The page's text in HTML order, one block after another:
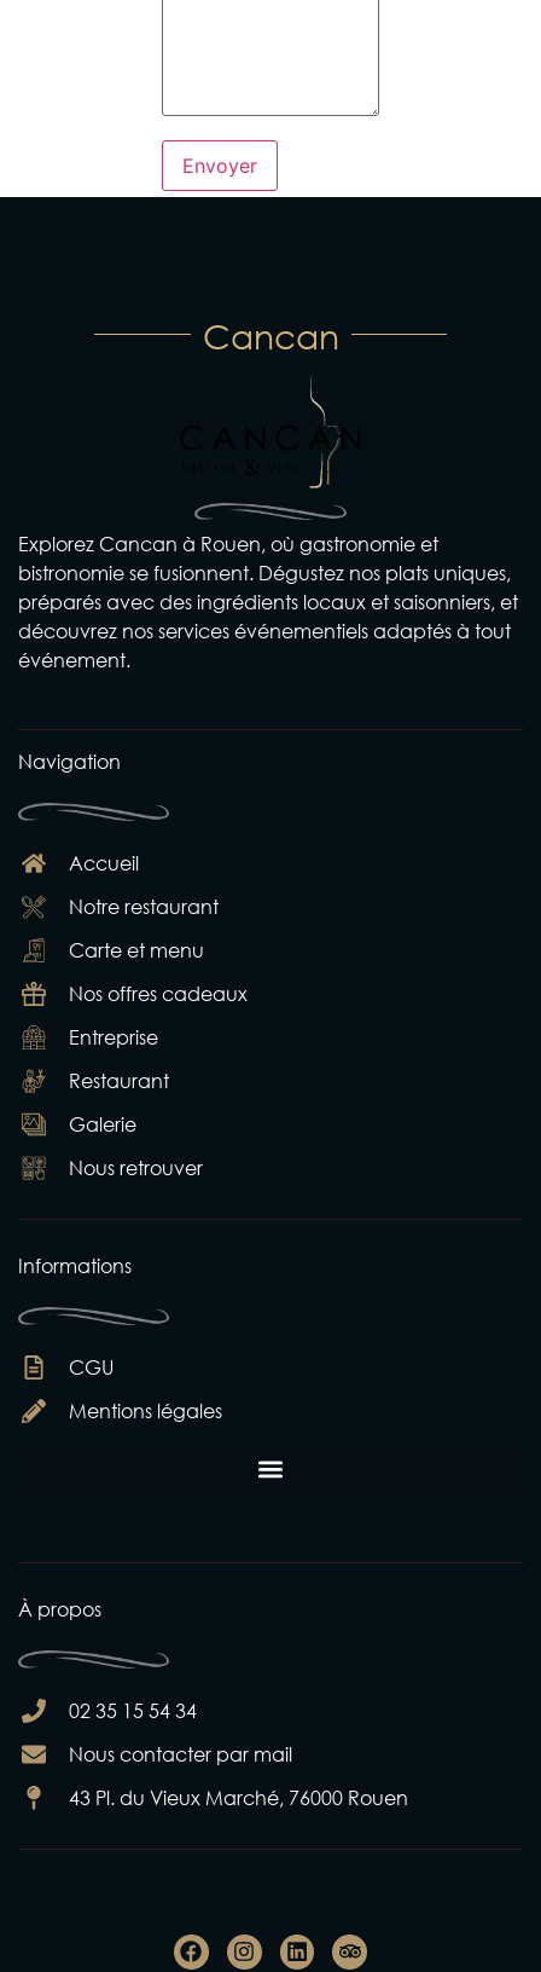
Cancan
Explorez Cancan à Rouen, où gastronomie et
bistronomie se fusionnent. Dégustez nos plats uniques,
préparés avec des ingrédients locaux et saisonniers, et
découvrez nos services événementiels adaptés à tout
événement.
Navigation
Accueil
Notre restaurant
Carte et menu
Nos offres cadeaux
Entreprise
Restaurant
Galerie
Nous retrouver
Informations
CGU
Mentions légales
À propos
02 35 15 54 34
Nous contacter par mail
43 Pl. du Vieux Marché, 76000 Rouen